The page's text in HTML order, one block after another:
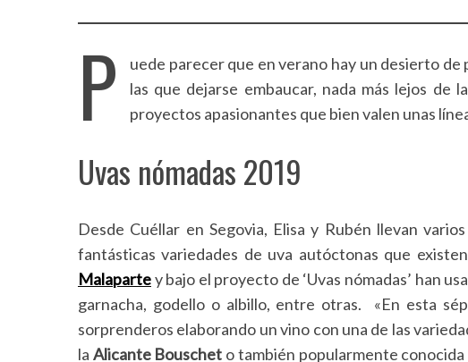
P
uede parecer que en verano hay un desierto de
las que dejarse embaucar, nada más lejos de
proyectos apasionantes que bien valen unas
Uvas nómadas 2019
Desde Cuéllar en Segovia, Elisa y Rubén llevan
fantásticas variedades de uva autóctonas que
Malapartey bajo el proyecto de ‘Uvas nómadas’ han
garnacha, godello o albillo, entre otras. «En esta
sorprenderos elaborando un vino con una de las
la Alicante Bouschet o también popularmente